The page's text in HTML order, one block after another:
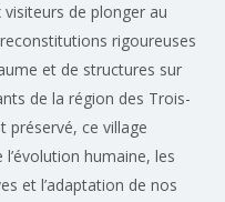
de plonger au
rigoureuses
et de structures sur
de la région des Trois-
préservé, ce village
humaine, les
et l’adaptation de nos